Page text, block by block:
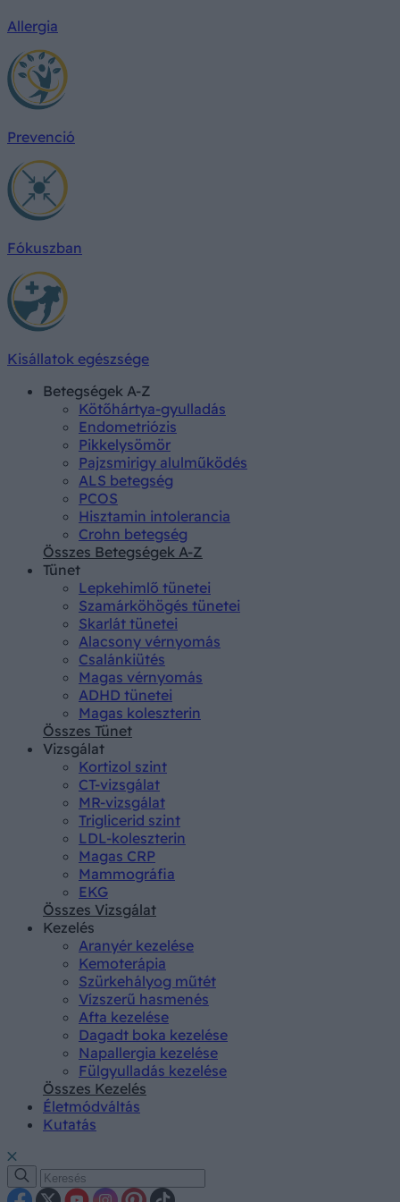
Allergia
Prevenció
Fókuszban
Kisállatok egészsége
Betegségek A-Z
Kötőhártya-gyulladás
Endometriózis
Pikkelysömör
Pajzsmirigy alulműködés
ALS betegség
PCOS
Hisztamin intolerancia
Crohn betegség
Összes Betegségek A-Z
Tünet
Lepkehimlő tünetei
Szamárköhögés tünetei
Skarlát tünetei
Alacsony vérnyomás
Csalánkiütés
Magas vérnyomás
ADHD tünetei
Magas koleszterin
Összes Tünet
Vizsgálat
Kortizol szint
CT-vizsgálat
MR-vizsgálat
Triglicerid szint
LDL-koleszterin
Magas CRP
Mammográfia
EKG
Összes Vizsgálat
Kezelés
Aranyér kezelése
Kemoterápia
Szürkehályog műtét
Vízszerű hasmenés
Afta kezelése
Dagadt boka kezelése
Napallergia kezelése
Fülgyulladás kezelése
Összes Kezelés
Életmódváltás
Kutatás